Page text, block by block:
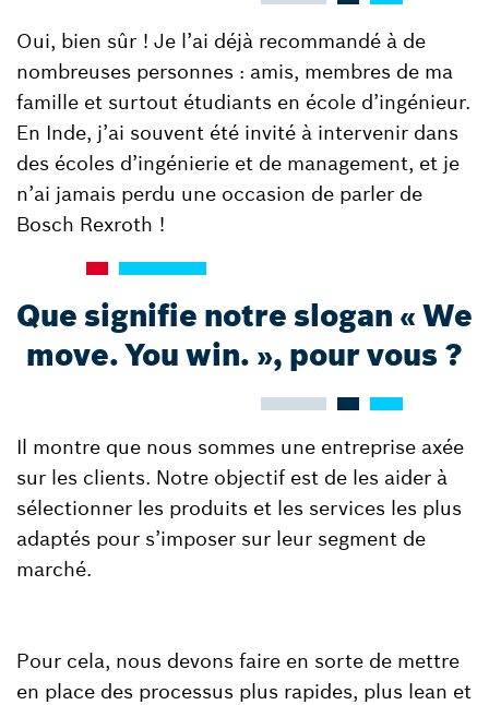
Oui, bien sûr ! Je l’ai déjà recommandé à de
nombreuses personnes : amis, membres de ma
famille et surtout étudiants en école d’ingénieur.
En Inde, j’ai souvent été invité à intervenir dans
des écoles d’ingénierie et de management, et je
n’ai jamais perdu une occasion de parler de
Bosch Rexroth !
Que signifie notre slogan « We
move. You win. », pour vous ?
Il montre que nous sommes une entreprise axée
sur les clients. Notre objectif est de les aider à
sélectionner les produits et les services les plus
adaptés pour s’imposer sur leur segment de
marché.
Pour cela, nous devons faire en sorte de mettre
en place des processus plus rapides, plus lean et